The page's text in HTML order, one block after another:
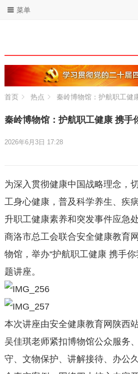
菜单
首页 热点 秦岭博物馆：护航职工健
秦岭博物馆：护航职工健康 携手
2026年6月3日 17:28
为深入贯彻健康中国战略理念，
工身心健康，普及科学养生、疾
升职工健康素养和突发事件应急
商洛市总工会联合安全健康教育
物馆，举办“护航职工健康 携手
题讲座。
本次讲座由安全健康教育网陕西
吴佳琪老师紧扣博物馆公众服务
守、文物保护、讲解接待、办公